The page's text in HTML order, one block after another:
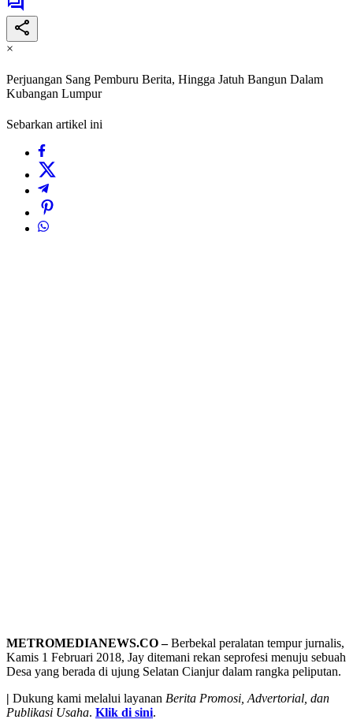
×
Perjuangan Sang Pemburu Berita, Hingga Jatuh Bangun Dalam
Kubangan Lumpur
Sebarkan artikel ini
METROMEDIANEWS.CO –Berbekal peralatan tempur jurnalis,
Kamis 1 Februari 2018, Jay ditemani rekan seprofesi menuju sebuah
Desa yang berada di ujung Selatan Cianjur dalam rangka peliputan.
| Dukung kami melalui layanan Berita Promosi, Advertorial, dan
Publikasi Usaha. Klik di sini.